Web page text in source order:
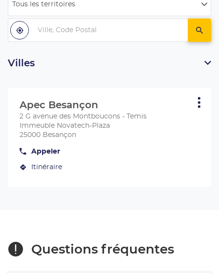
Tous les territoires
Filtrer
par
pays
À
proximité
,
trouver
Apec
Ville,
Code
Postal
un
Villes
touche
ENTRÉE
pour
obtenir
plus
Centre
:
Apec Besançon
2 G avenue des Montboucons - Temis
Immeuble Novatech-Plaza
25000 Besançon
Appeler
Afficher
numéroItinéraire
jusqu'au
Plus
Questions fréquentes